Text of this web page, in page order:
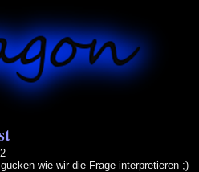
wie wir die Frage interpretieren ;)